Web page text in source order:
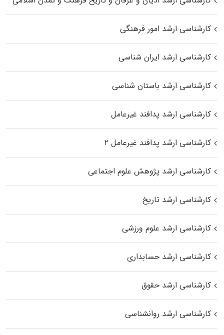
کارشناسی ارشد امور فرهنگی
کارشناسی ارشد ایران شناسی
کارشناسی ارشد باستان شناسی
کارشناسی ارشد پدافند غیرعامل
کارشناسی ارشد پدافند غیرعامل ۲
کارشناسی ارشد پژوهش علوم اجتماعی
کارشناسی ارشد تاریخ
کارشناسی ارشد علوم ورزشی
کارشناسی ارشد حسابداری
کارشناسی ارشد حقوق
کارشناسی ارشد روانشناسی